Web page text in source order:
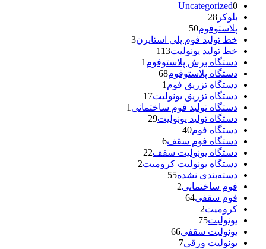
Uncategorized0
بلوکر 28
پلاستوفوم50
خط تولید فوم پلی استایرن3
خط تولید یونولیت113
دستگاه برش پلاستوفوم 1
دستگاه پلاستوفوم68
دستگاه تزریق فوم 1
دستگاه تزریق یونولیت17
دستگاه تولید فوم ساختمانی 1
دستگاه تولید یونولیت29
دستگاه فوم40
دستگاه فوم سقف6
دستگاه یونولیت سقف22
دستگاه یونولیت کرومیت2
دسته‌بندی نشده55
فوم ساختمانی2
فوم سقفی64
کرومیت2
یونولیت75
یونولیت سقفی66
یونولیت ورقی7